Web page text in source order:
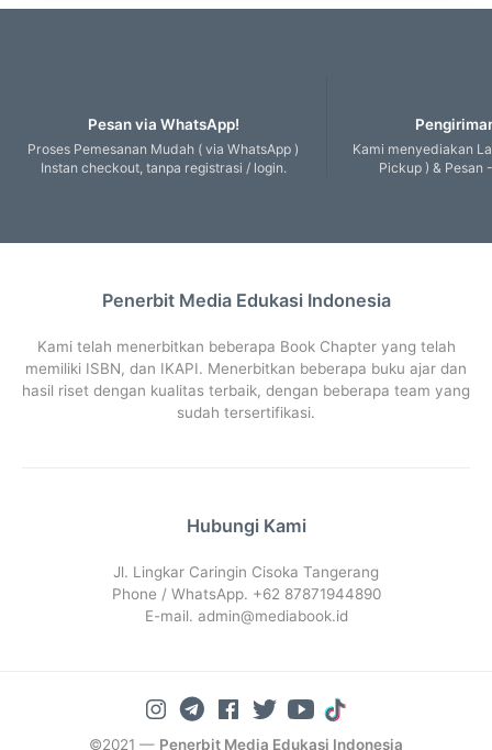
Pesan via WhatsApp!
Proses Pemesanan Mudah ( via WhatsApp )
Instan checkout, tanpa registrasi / login.
Kami menyediakan
Pickup ) & Pesan
Penerbit Media Edukasi Indonesia
Kami telah menerbitkan beberapa Book Chapter yang telah
memiliki ISBN, dan IKAPI. Menerbitkan beberapa buku ajar dan
hasil riset dengan kualitas terbaik, dengan beberapa team yang
sudah tersertifikasi.
Hubungi Kami
Jl. Lingkar Caringin Cisoka Tangerang
Phone / WhatsApp. +62 87871944890
E-mail. admin@mediabook.id
©2021 — Penerbit Media Edukasi Indonesia